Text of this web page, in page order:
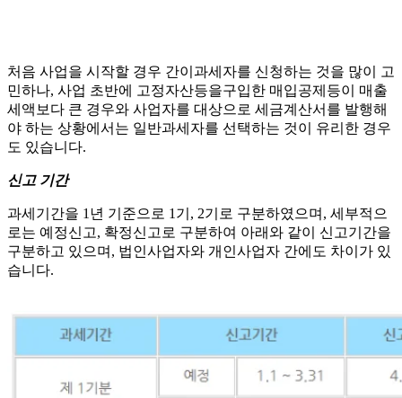
처음 사업을 시작할 경우 간이과세자를 신청하는 것을 많이 고
민하나, 사업 초반에 고정자산등을구입한 매입공제등이 매출
세액보다 큰 경우와 사업자를 대상으로 세금계산서를 발행해
야 하는 상황에서는 일반과세자를 선택하는 것이 유리한 경우
도 있습니다.
신고 기간
과세기간을 1년 기준으로 1기, 2기로 구분하였으며, 세부적으
로는 예정신고, 확정신고로 구분하여 아래와 같이 신고기간을
구분하고 있으며, 법인사업자와 개인사업자 간에도 차이가 있
습니다.